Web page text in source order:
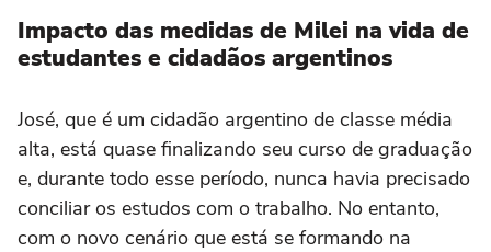
Impacto das medidas de Milei na vida de
estudantes e cidadãos argentinos
José, que é um cidadão argentino de classe média
alta, está quase finalizando seu curso de graduação
e, durante todo esse período, nunca havia precisado
conciliar os estudos com o trabalho. No entanto,
com o novo cenário que está se formando na